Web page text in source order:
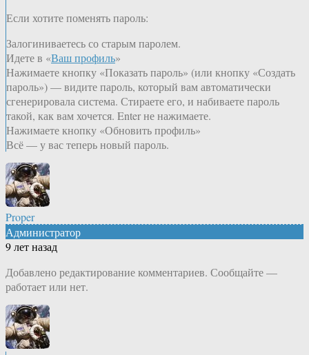
Если хотите поменять пароль:
Залогиниваетесь со старым паролем.
Идете в «Ваш профиль»
Нажимаете кнопку «Показать пароль» (или кнопку «Создать
пароль») — видите пароль, который вам автоматически
сгенерировала система. Стираете его, и набиваете пароль
такой, как вам хочется. Enter не нажимаете.
Нажимаете кнопку «Обновить профиль»
Всё — у вас теперь новый пароль.
Proper
Администратор
9 лет назад
Добавлено редактирование комментариев. Сообщайте —
работает или нет.